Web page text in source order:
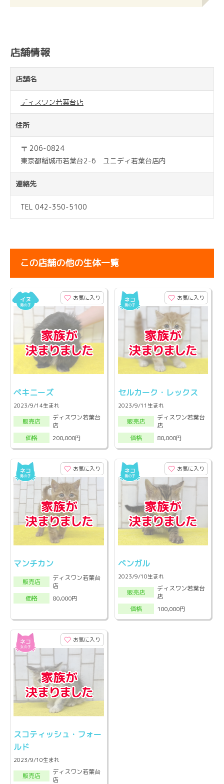
店舗情報
店舗名
ディスワン若葉台店
住所
〒 206-0824
東京都稲城市若葉台2-6 ユニディ若葉台店内
連絡先
TEL 042-350-5100
この店舗の他の生体一覧
お気に入り
ペキニーズ
2023/9/14生まれ
販売店
ディスワン若葉台
店
価格
200,000円
お気に入り
セルカーク・レックス
2023/9/11生まれ
販売店
ディスワン若葉台
店
価格
80,000円
お気に入り
マンチカン
販売店
ディスワン若葉台
店
価格
80,000円
お気に入り
ベンガル
2023/9/10生まれ
販売店
ディスワン若葉台
店
価格
100,000円
お気に入り
スコティッシュ・フォー
ルド
2023/9/10生まれ
販売店
ディスワン若葉台
店